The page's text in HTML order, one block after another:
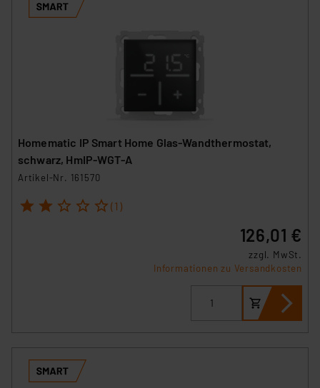
Homematic IP Smart Home Glas-Wandthermostat,
schwarz, HmIP-WGT-A
Artikel-Nr. 161570
1 2 3 4 5 (1)
126,01 €
zzgl. MwSt.
Informationen zu Versandkosten